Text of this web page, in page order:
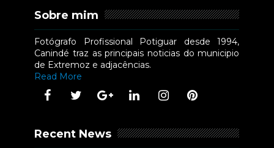
Sobre mim
Fotógrafo Profissional Potiguar desde 1994,
Canindé traz as principais noticias do municipio
de Extremoz e adjacências.
Read More
Recent News